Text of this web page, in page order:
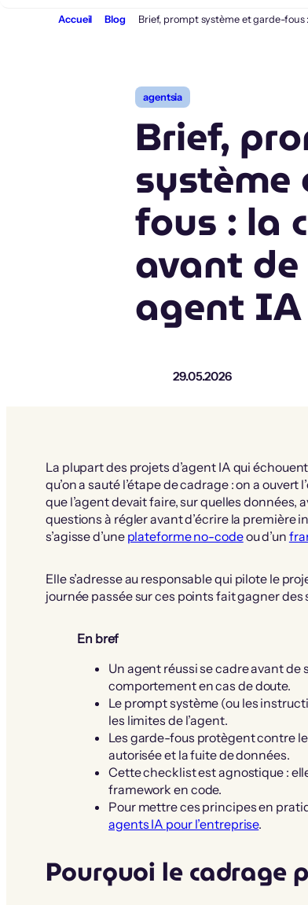
Accueil Blog Brief, prompt système et garde-
agentsia
Brief,
système
fous : la
avant de
agent IA
29.05.2026
La plupart des projets d’agent IA qui
qu’on a sauté l’étape de cadrage : on a
que l’agent devait faire, sur quelles
questions à régler avant d’écrire la première
s’agisse d’une plateforme no-codeou d’un
Elle s’adresse au responsable qui pilote le
journée passée sur ces points fait gagner
En bref
Un agent réussi se cadre avant
comportement en cas de doute.
Le prompt système (ou les
les limites de l’agent.
Les garde-fous protègent contre
autorisée et la fuite de données.
Cette checklist est agnostique :
framework en code.
Pour mettre ces principes en
agents IA pour l’entreprise.
Pourquoi le cadrage